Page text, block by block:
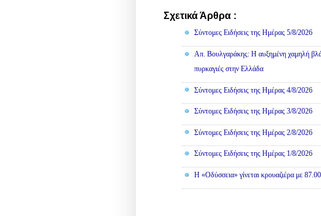
Σχετικά Άρθρα :
Σύντομες Ειδήσεις της Ημέρας 5/8/2026
Απ. Βουλγαράκης: Η αυξημένη χαμηλή
πυρκαγιές στην Ελλάδα
Σύντομες Ειδήσεις της Ημέρας 4/8/2026
Σύντομες Ειδήσεις της Ημέρας 3/8/2026
Σύντομες Ειδήσεις της Ημέρας 2/8/2026
Σύντομες Ειδήσεις της Ημέρας 1/8/2026
Η «Οδύσσεια» γίνεται κρουαζιέρα με